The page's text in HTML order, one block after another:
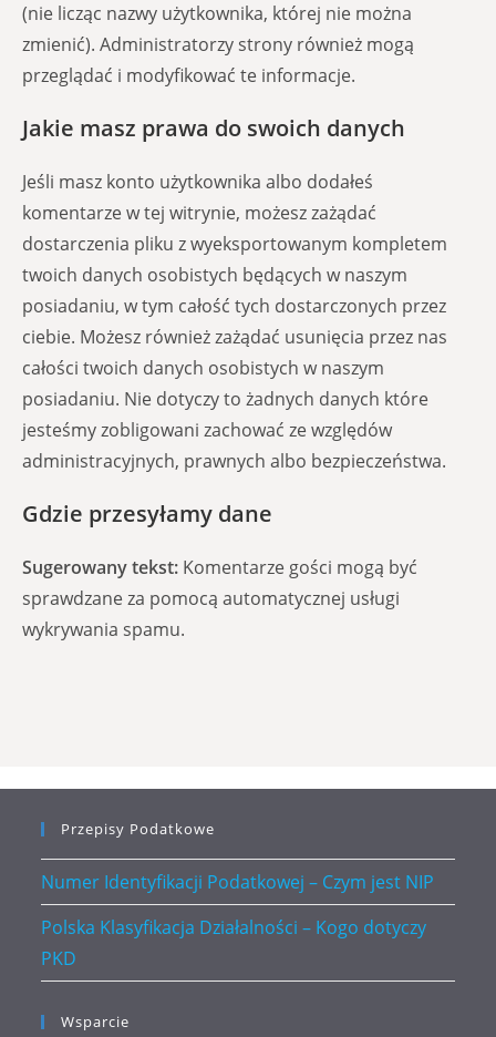
(nie licząc nazwy użytkownika, której nie można
zmienić). Administratorzy strony również mogą
przeglądać i modyfikować te informacje.
Jakie masz prawa do swoich danych
Jeśli masz konto użytkownika albo dodałeś
komentarze w tej witrynie, możesz zażądać
dostarczenia pliku z wyeksportowanym kompletem
twoich danych osobistych będących w naszym
posiadaniu, w tym całość tych dostarczonych przez
ciebie. Możesz również zażądać usunięcia przez nas
całości twoich danych osobistych w naszym
posiadaniu. Nie dotyczy to żadnych danych które
jesteśmy zobligowani zachować ze względów
administracyjnych, prawnych albo bezpieczeństwa.
Gdzie przesyłamy dane
Sugerowany tekst: Komentarze gości mogą być
sprawdzane za pomocą automatycznej usługi
wykrywania spamu.
Przepisy Podatkowe
Numer Identyfikacji Podatkowej – Czym jest NIP
Polska Klasyfikacja Działalności – Kogo dotyczy
PKD
Wsparcie